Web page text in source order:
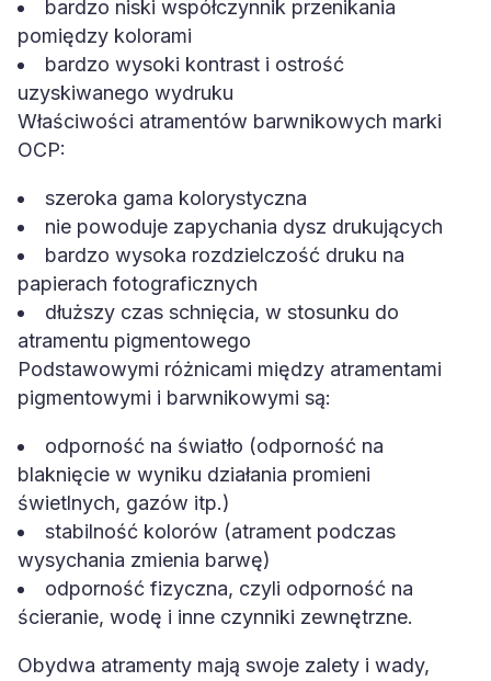
bardzo niski współczynnik przenikania
pomiędzy kolorami
bardzo wysoki kontrast i ostrość
uzyskiwanego wydruku
Właściwości atramentów barwnikowych marki
OCP:
szeroka gama kolorystyczna
nie powoduje zapychania dysz drukujących
bardzo wysoka rozdzielczość druku na
papierach fotograficznych
dłuższy czas schnięcia, w stosunku do
atramentu pigmentowego
Podstawowymi różnicami między atramentami
pigmentowymi i barwnikowymi są:
odporność na światło (odporność na
blaknięcie w wyniku działania promieni
świetlnych, gazów itp.)
stabilność kolorów (atrament podczas
wysychania zmienia barwę)
odporność fizyczna, czyli odporność na
ścieranie, wodę i inne czynniki zewnętrzne.
Obydwa atramenty mają swoje zalety i wady,